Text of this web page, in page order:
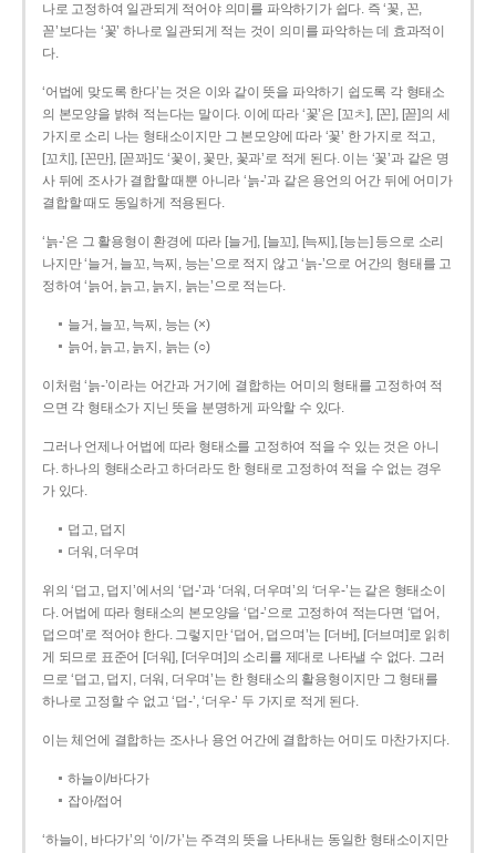
나로 고정하여 일관되게 적어야 의미를 파악하기가 쉽다. 즉 ‘꽃, 꼰,
꼳’보다는 ‘꽃’ 하나로 일관되게 적는 것이 의미를 파악하는 데 효과적이
다.
‘어법에 맞도록 한다’는 것은 이와 같이 뜻을 파악하기 쉽도록 각 형태소
의 본모양을 밝혀 적는다는 말이다. 이에 따라 ‘꽃’은 [꼬ㅊ], [꼰], [꼳]의 세
가지로 소리 나는 형태소이지만 그 본모양에 따라 ‘꽃’ 한 가지로 적고,
[꼬치], [꼰만], [꼳꽈]도 ‘꽃이, 꽃만, 꽃과’로 적게 된다. 이는 ‘꽃’과 같은 명
사 뒤에 조사가 결합할 때뿐 아니라 ‘늙-’과 같은 용언의 어간 뒤에 어미가
결합할 때도 동일하게 적용된다.
‘늙-’은 그 활용형이 환경에 따라 [늘거], [늘꼬], [늑찌], [능는] 등으로 소리
나지만 ‘늘거, 늘꼬, 늑찌, 능는’으로 적지 않고 ‘늙-’으로 어간의 형태를 고
정하여 ‘늙어, 늙고, 늙지, 늙는’으로 적는다.
늘거, 늘꼬, 늑찌, 능는 (×)
늙어, 늙고, 늙지, 늙는 (○)
이처럼 ‘늙-­’이라는 어간과 거기에 결합하는 어미의 형태를 고정하여 적
으면 각 형태소가 지닌 뜻을 분명하게 파악할 수 있다.
그러나 언제나 어법에 따라 형태소를 고정하여 적을 수 있는 것은 아니
다. 하나의 형태소라고 하더라도 한 형태로 고정하여 적을 수 없는 경우
가 있다.
덥고, 덥지
더워, 더우며
위의 ‘덥고, 덥지’에서의 ‘덥-­’과 ‘더워, 더우며’의 ‘더우-­’는 같은 형태소이
다. 어법에 따라 형태소의 본모양을 ‘덥-­’으로 고정하여 적는다면 ‘덥어,
덥으며’로 적어야 한다. 그렇지만 ‘덥어, 덥으며’는 [더버], [더브며]로 읽히
게 되므로 표준어 [더워], [더우며]의 소리를 제대로 나타낼 수 없다. 그러
므로 ‘덥고, 덥지, 더워, 더우며’는 한 형태소의 활용형이지만 그 형태를
하나로 고정할 수 없고 ‘덥-’, ‘더우-’ 두 가지로 적게 된다.
이는 체언에 결합하는 조사나 용언 어간에 결합하는 어미도 마찬가지다.
하늘이/바다가
잡아/접어
‘하늘이, 바다가’의 ‘이/가’는 주격의 뜻을 나타내는 동일한 형태소이지만